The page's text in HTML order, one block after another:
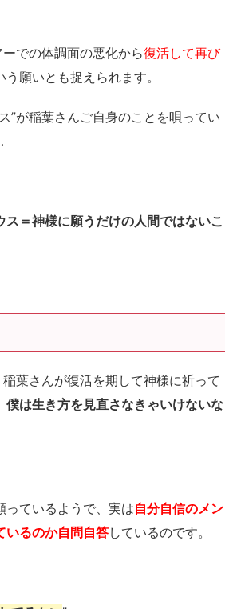
ーでの体調面の悪化から復活して再び
う願いとも捉えられます。
”が稲葉さんご自身のことを唄ってい
ス＝神様に願うだけの人間ではないこ
稲葉さんが復活を期して神様に祈って
僕は生き方を見直さなきゃいけないな
っているようで、実は自分自信のメン
いるのか自問自答しているのです。